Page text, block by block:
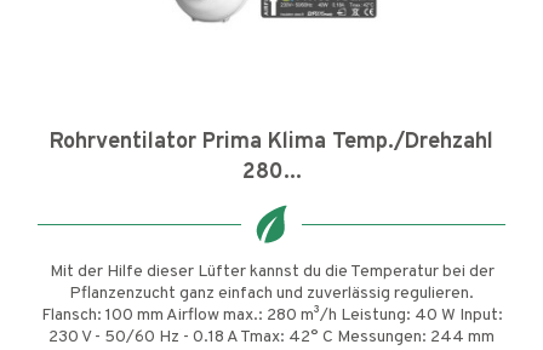
Rohrventilator Prima Klima Temp./Drehzahl
280...
Mit der Hilfe dieser Lüfter kannst du die Temperatur bei der
Pflanzenzucht ganz einfach und zuverlässig regulieren.
Flansch: 100 mm Airflow max.: 280 m³/h Leistung: 40 W Input:
230 V - 50/60 Hz - 0.18 A Tmax: 42° C Messungen: 244 mm